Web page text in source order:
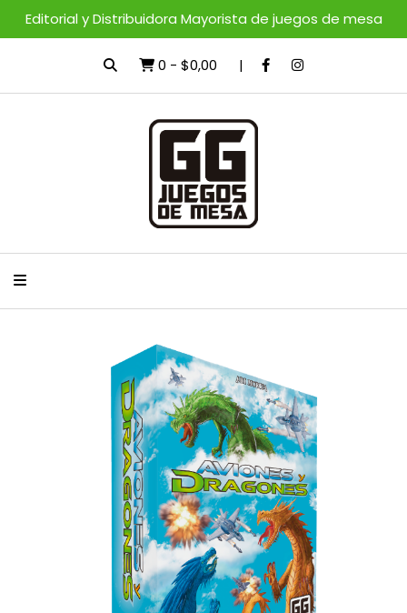
Editorial y Distribuidora Mayorista de juegos de mesa
0 - $0,00